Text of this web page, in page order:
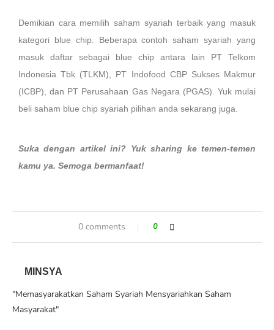
Demikian cara memilih saham syariah terbaik yang masuk
kategori blue chip. Beberapa contoh saham syariah yang
masuk daftar sebagai blue chip antara lain PT Telkom
Indonesia Tbk (TLKM), PT Indofood CBP Sukses Makmur
(ICBP), dan PT Perusahaan Gas Negara (PGAS). Yuk mulai
beli saham blue chip syariah pilihan anda sekarang juga.
Suka dengan artikel ini? Yuk sharing ke temen-temen
kamu ya. Semoga bermanfaat!
0 comments 0
MINSYA
"Memasyarakatkan Saham Syariah Mensyariahkan Saham
Masyarakat"